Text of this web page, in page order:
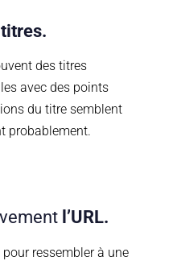
titres.
des titres
avec des points
du titre semblent
probablement.
l’URL.
ressembler à une